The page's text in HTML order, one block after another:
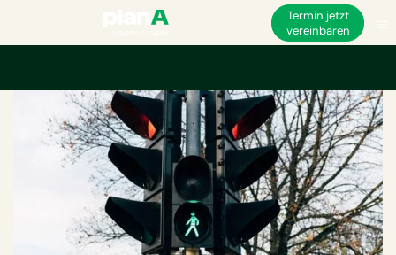
Termin jetzt
vereinbaren